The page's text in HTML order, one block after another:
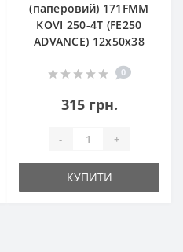
(паперовий) 171FMM
KOVI 250-4T (FE250
ADVANCE) 12х50х38
0
315 грн.
- +
КУПИТИ